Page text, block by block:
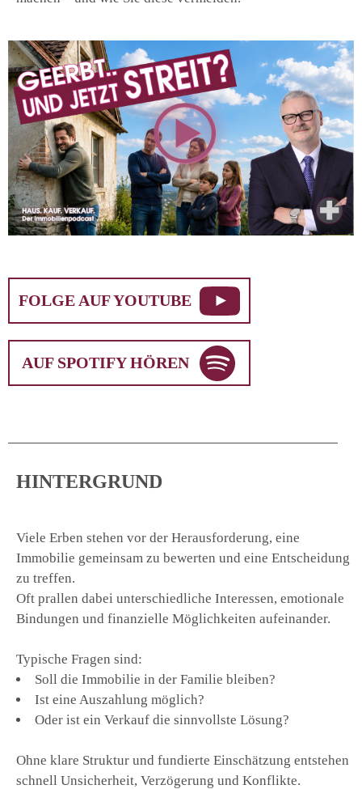
FOLGE AUF YOUTUBE
AUF SPOTIFY HÖREN
HINTERGRUND
Viele Erben stehen vor der Herausforderung, eine
Immobilie gemeinsam zu bewerten und eine Entscheidung
zu treffen.
Oft prallen dabei unterschiedliche Interessen, emotionale
Bindungen und finanzielle Möglichkeiten aufeinander.
Typische Fragen sind:
Soll die Immobilie in der Familie bleiben?
Ist eine Auszahlung möglich?
Oder ist ein Verkauf die sinnvollste Lösung?
Ohne klare Struktur und fundierte Einschätzung entstehen
schnell Unsicherheit, Verzögerung und Konflikte.